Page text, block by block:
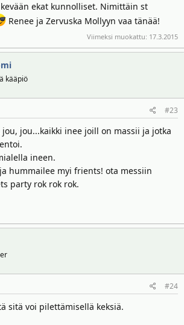
ekat kunnolliset. Nimittäin st
Renee ja Zervuska Mollyyn vaa tänää!
Viimeksi muokattu: 17.3.2015
kääpiö
#23
jou...kaikki inee joill on massii ja jotka
ineen.
hummailee myi frients! ota messiin
party rok rok rok.
#24
sitä voi pilettämisellä keksiä.